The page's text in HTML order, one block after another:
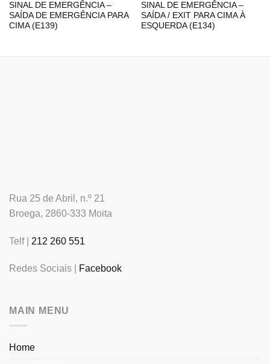
SINAL DE EMERGÊNCIA –
SAÍDA DE EMERGÊNCIA PARA
CIMA (E139)
SINAL DE EMERGÊNCIA –
SAÍDA / EXIT PARA CIMA À
ESQUERDA (E134)
Rua 25 de Abril, n.º 21
Broega, 2860-333 Moita
Telf | 212 260 551
Redes Sociais | Facebook
MAIN MENU
Home